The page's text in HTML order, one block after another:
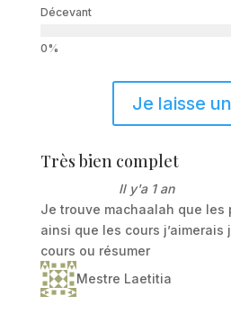
Décevant
Je laisse
Très bien complet
Il y'a 1 an
Je trouve machaalah que les
ainsi que les cours
cours ou résumer
Mestre Laetitia